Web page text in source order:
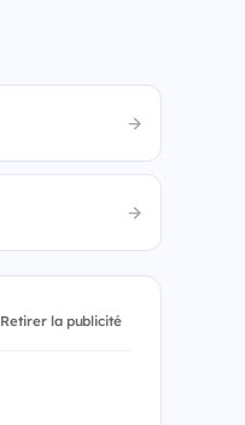
Retirer la publicité